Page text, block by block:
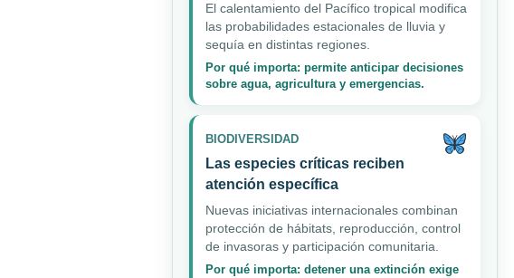
El calentamiento del Pacífico tropical modifica
las probabilidades estacionales de lluvia y
sequía en distintas regiones.
Por qué importa: permite anticipar decisiones
sobre agua, agricultura y emergencias.
BIODIVERSIDAD
Las especies críticas reciben
atención específica
Nuevas iniciativas internacionales combinan
protección de hábitats, reproducción, control
de invasoras y participación comunitaria.
Por qué importa: detener una extinción exige